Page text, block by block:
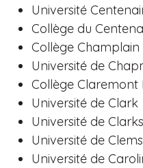
Université
Collège du
Collège Champlain
Université de
Collège Claremont
Université de Clark
Université de
Université de
Université de